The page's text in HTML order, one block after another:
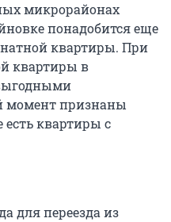
микрорайонах
понадобится еще
квартиры. При
квартиры в
момент признаны
квартиры с
для переезда из